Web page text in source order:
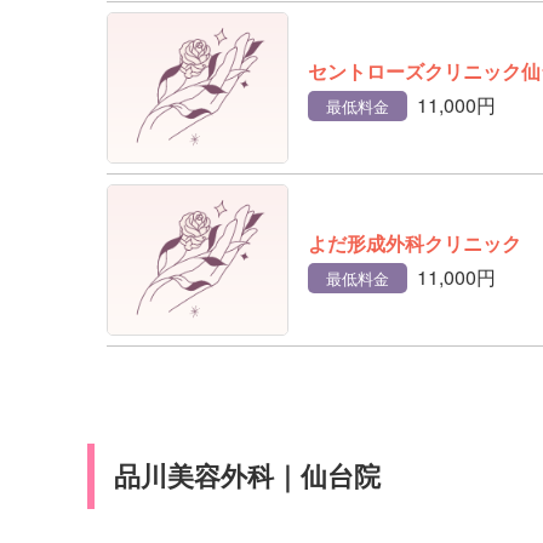
セントローズクリニック
最低料金 11,000円
よだ形成外科クリニック
最低料金 11,000円
品川美容外科｜仙台院